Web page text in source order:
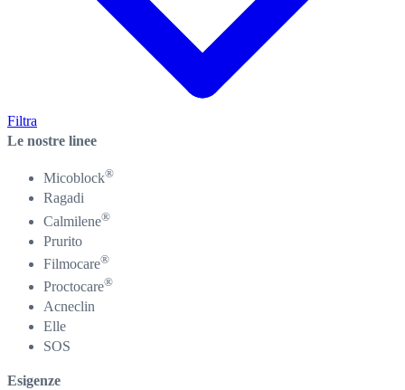
Filtra
Le nostre linee
Micoblock®
Ragadi
Calmilene®
Prurito
Filmocare®
Proctocare®
Acneclin
Elle
SOS
Esigenze